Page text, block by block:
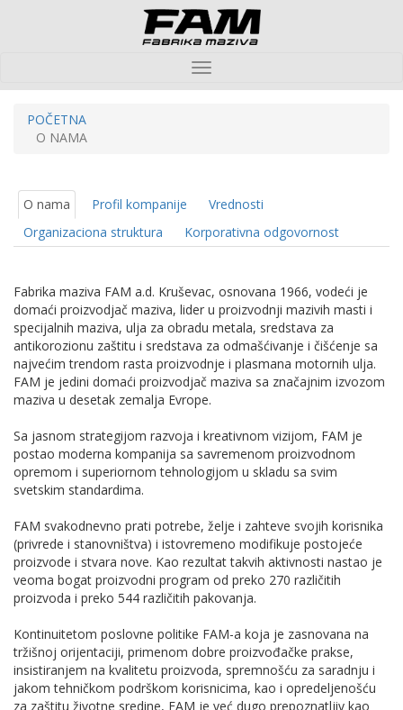
Toggle
navigation
POČETNA
O NAMA
O nama Profil kompanije
Vrednosti
Organizaciona struktura
Korporativna odgovornost
Fabrika maziva FAM a.d. Kruševac, osnovana 1966, vodeći je
domaći proizvodjač maziva, lider u proizvodnji mazivih masti i
specijalnih maziva, ulja za obradu metala, sredstava za
antikorozionu zaštitu i sredstava za odmašćivanje i čišćenje sa
najvećim trendom rasta proizvodnje i plasmana motornih ulja.
FAM je jedini domaći proizvodjač maziva sa značajnim izvozom
maziva u desetak zemalja Evrope.
Sa jasnom strategijom razvoja i kreativnom vizijom, FAM je
postao moderna kompanija sa savremenom proizvodnom
opremom i superiornom tehnologijom u skladu sa svim
svetskim standardima.
FAM svakodnevno prati potrebe, želje i zahteve svojih korisnika
(privrede i stanovništva) i istovremeno modifikuje postojeće
proizvode i stvara nove. Kao rezultat takvih aktivnosti nastao je
veoma bogat proizvodni program od preko 270 različitih
proizvoda i preko 544 različitih pakovanja.
Kontinuitetom poslovne politike FAM-a koja je zasnovana na
tržišnoj orijentaciji, primenom dobre proizvođačke prakse,
insistiranjem na kvalitetu proizvoda, spremnošću za saradnju i
jakom tehničkom podrškom korisnicima, kao i opredeljenošću
za zaštitu životne sredine, FAM je već dugo prepoznatljiv kao